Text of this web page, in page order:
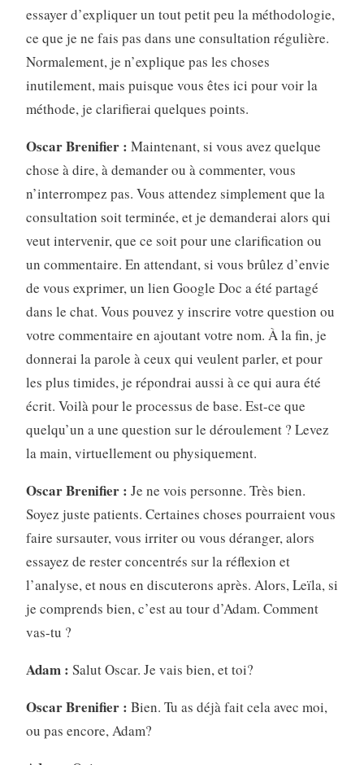
essayer d’expliquer un tout petit peu la méthodologie,
ce que je ne fais pas dans une consultation régulière.
Normalement, je n’explique pas les choses
inutilement, mais puisque vous êtes ici pour voir la
méthode, je clarifierai quelques points.
Oscar Brenifier : Maintenant, si vous avez quelque
chose à dire, à demander ou à commenter, vous
n’interrompez pas. Vous attendez simplement que la
consultation soit terminée, et je demanderai alors qui
veut intervenir, que ce soit pour une clarification ou
un commentaire. En attendant, si vous brûlez d’envie
de vous exprimer, un lien Google Doc a été partagé
dans le chat. Vous pouvez y inscrire votre question ou
votre commentaire en ajoutant votre nom. À la fin, je
donnerai la parole à ceux qui veulent parler, et pour
les plus timides, je répondrai aussi à ce qui aura été
écrit. Voilà pour le processus de base. Est-ce que
quelqu’un a une question sur le déroulement ? Levez
la main, virtuellement ou physiquement.
Oscar Brenifier : Je ne vois personne. Très bien.
Soyez juste patients. Certaines choses pourraient vous
faire sursauter, vous irriter ou vous déranger, alors
essayez de rester concentrés sur la réflexion et
l’analyse, et nous en discuterons après. Alors, Leïla, si
je comprends bien, c’est au tour d’Adam. Comment
vas-tu ?
Adam : Salut Oscar. Je vais bien, et toi?
Oscar Brenifier : Bien. Tu as déjà fait cela avec moi,
ou pas encore, Adam?